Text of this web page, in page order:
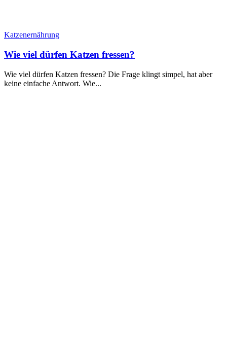
Katzenernährung
Wie viel dürfen Katzen fressen?
Wie viel dürfen Katzen fressen? Die Frage klingt simpel, hat aber
keine einfache Antwort. Wie...